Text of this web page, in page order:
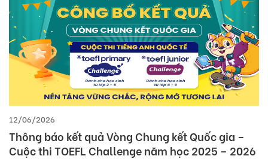
12/06/2026
Thông báo kết quả Vòng Chung kết Quốc gia –
Cuộc thi TOEFL Challenge năm học 2025 – 2026